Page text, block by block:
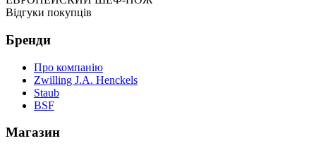
Відгуки покупців
Бренди
Про компанію
Zwilling J.A. Henckels
Staub
BSF
Магазин